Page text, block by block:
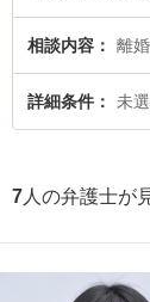
婚書類作成のトラ
ブル解決の実績豊富
作成を法律相談で
相談内容 離
詳細条件 未
7 人の弁護士が